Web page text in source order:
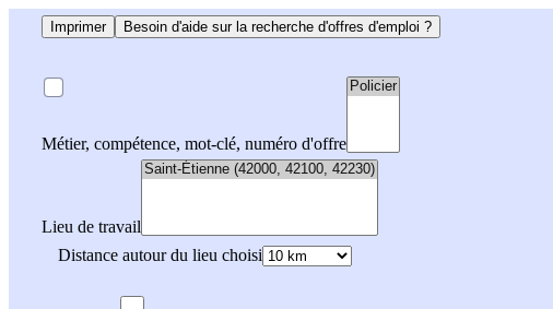
Imprimer Besoin d'aide sur la recherche d'offres d'emploi ?
Métier, compétence, mot-clé, numéro d'offre
Lieu de travail
Distance autour du lieu choisi